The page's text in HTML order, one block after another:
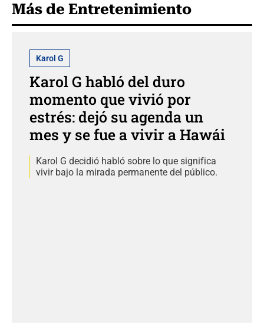
Más de Entretenimiento
Karol G
Karol G habló del duro
momento que vivió por
estrés: dejó su agenda un
mes y se fue a vivir a Hawái
Karol G decidió habló sobre lo que significa
vivir bajo la mirada permanente del público.